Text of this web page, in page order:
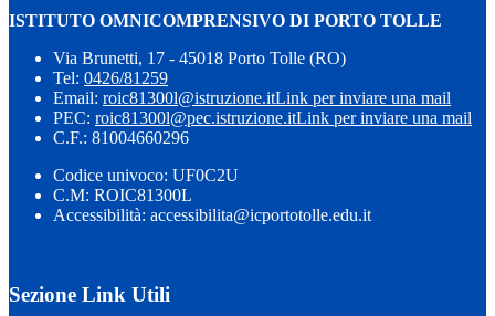
ISTITUTO OMNICOMPRENSIVO DI PORTO TOLLE
Via Brunetti, 17 - 45018 Porto Tolle (RO)
Tel: 0426/81259
Email: roic81300l@istruzione.itLink per inviare una mail
PEC: roic81300l@pec.istruzione.itLink per inviare una mail
C.F.: 81004660296
Codice univoco: UF0C2U
C.M: ROIC81300L
Accessibilità: accessibilita@icportotolle.edu.it
Sezione Link Utili